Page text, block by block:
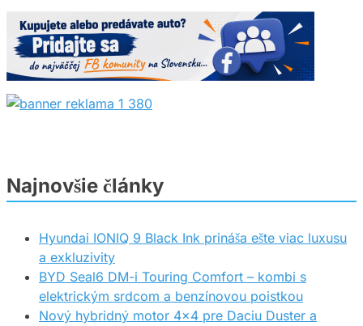
Najnovšie články
Hyundai IONIQ 9 Black Ink prináša ešte viac luxusu
a exkluzivity
BYD Seal6 DM-i Touring Comfort – kombi s
elektrickým srdcom a benzínovou poistkou
Nový hybridný motor 4×4 pre Daciu Duster a